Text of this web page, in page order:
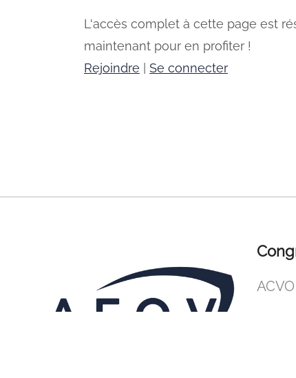
L'accès complet à cette page est
maintenant pour en profiter !
Rejoindre
Se connecter
ACVO